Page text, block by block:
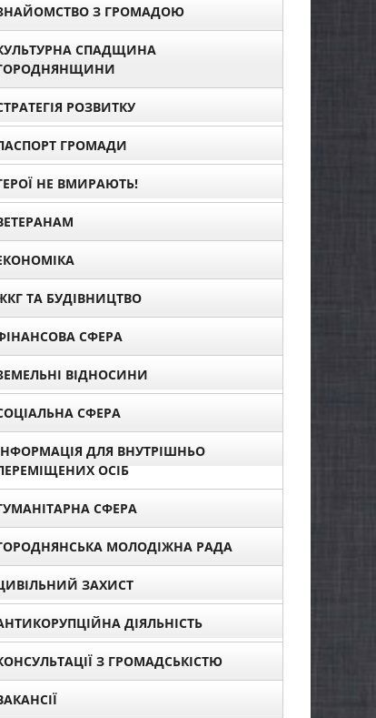
З ГРОМАДОЮ
СПАДЩИНА
РОЗВИТКУ
ГРОМАДИ
НЕ ВМИРАЮТЬ!
ТА БУДІВНИЦТВО
СФЕРА
ВІДНОСИНИ
СФЕРА
ДЛЯ ВНУТРІШНЬО
ОСІБ
СФЕРА
МОЛОДІЖНА РАДА
ЗАХИСТ
ДІЯЛЬНІСТЬ
З ГРОМАДСЬКІСТЮ